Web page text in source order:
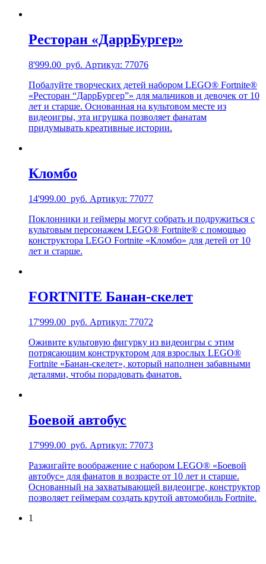
Ресторан «ДаррБургер»
8'999.00 руб. Артикул: 77076
Побалуйте творческих детей набором LEGO® Fortnite®
«Ресторан “ДаррБургер”» для мальчиков и девочек от 10
лет и старше. Основанная на культовом месте из
видеоигры, эта игрушка позволяет фанатам
придумывать креативные истории.
Кломбо
14'999.00 руб. Артикул: 77077
Поклонники и геймеры могут собрать и подружиться с
культовым персонажем LEGO® Fortnite® с помощью
конструктора LEGO Fortnite «Кломбо» для детей от 10
лет и старше.
FORTNITE Банан-скелет
17'999.00 руб. Артикул: 77072
Оживите культовую фигурку из видеоигры с этим
потрясающим конструктором для взрослых LEGO®
Fortnite «Банан-скелет», который наполнен забавными
деталями, чтобы порадовать фанатов.
Боевой автобус
17'999.00 руб. Артикул: 77073
Разжигайте воображение с набором LEGO® «Боевой
автобус» для фанатов в возрасте от 10 лет и старше.
Основанный на захватывающей видеоигре, конструктор
позволяет геймерам создать крутой автомобиль Fortnite.
1